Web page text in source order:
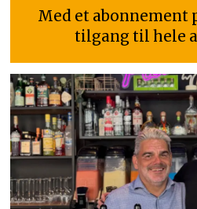
Med et abonnement
tilgang til hele